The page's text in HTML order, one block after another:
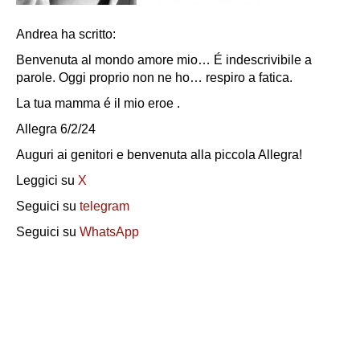
Andrea ha scritto:
Benvenuta al mondo amore mio… É indescrivibile a
parole. Oggi proprio non ne ho… respiro a fatica.
La tua mamma é il mio eroe .
Allegra 6/2/24
Auguri ai genitori e benvenuta alla piccola Allegra!
Leggici su X
Seguici su telegram
Seguici su WhatsApp